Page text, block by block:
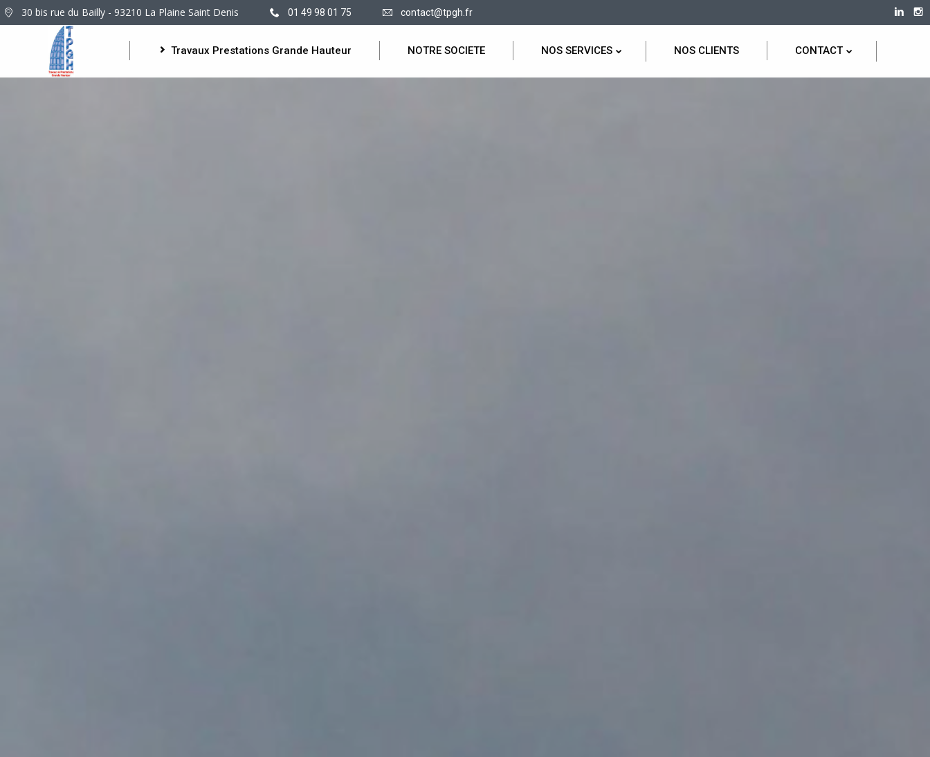
30 bis rue du Bailly - 93210 La Plaine Saint Denis 01 49 98 01 75 contact@tpgh.fr
Travaux Prestations Grande Hauteur NOTRE SOCIETE NOS SERVICES NOS CLIENTS CONTACT